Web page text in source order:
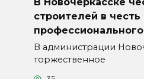
строителей в честь
В администрации
торжественное